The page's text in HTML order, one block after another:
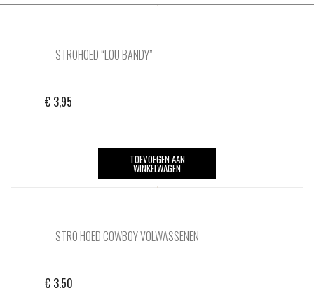
STROHOED “LOU BANDY”
€ 3,95
TOEVOEGEN AAN
WINKELWAGEN
STRO HOED COWBOY VOLWASSENEN
€ 3,50